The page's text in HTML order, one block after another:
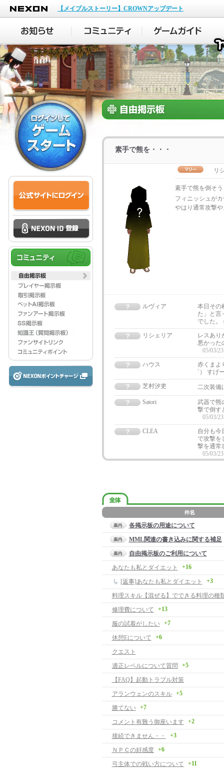
NEXON
【メイプルストーリー】CROWNアップデート
素手で熊を・・・
リ
素手で熊を倒そ
フィニッシュが
やはり通常攻撃
ルヴィア
本日その
た」と言
でした。
リシェリア
レスあり
悪かった
05/03/
ハウス
赤くまよ
`） すげ
芝村汐吏
二次装備
Satori
武器で熊
撃で倒す
05/03/
CLEA
自分も今
で攻撃を
撃を通常
05/03/
各掲示板の用途について
MML関連の書き込みに関する補足
自由掲示板のご利用について
あなたも私とダイエット
+16
[返事]あなたも私とダイエット +3
料理スキル【混ぜる】でできる料理の種
修理費について
+13
服の試着がしたい +7
休憩Eについて +6
クエスト
適正レベルについて質問
+5
【FAQ】起動トラブル対策
アランウェンのスキル
+5
勝てない +7
コメント有難う御座います +2
接続できません・・ +3
ＮＰＣの好感度 +6
弓主体での戦い方について +11